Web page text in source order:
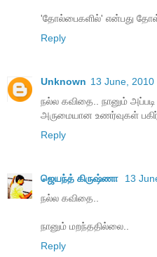
'தோல்பைகளில்' என்பது
Reply
Unknown 13 June, 2010
நல்ல கவிதை.. நானும்
அருமையான உணர்வுகள்
Reply
ஜெயந்த் கிருஷ்ணா
13
நல்ல கவிதை..
நானும் மறந்ததில்லை..
Reply